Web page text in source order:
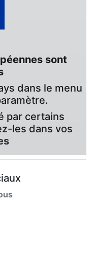
sont
dans le menu
par certains
les dans vos